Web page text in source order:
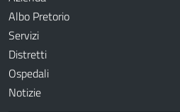
Albo Pretorio
Servizi
Distretti
Ospedali
Notizie